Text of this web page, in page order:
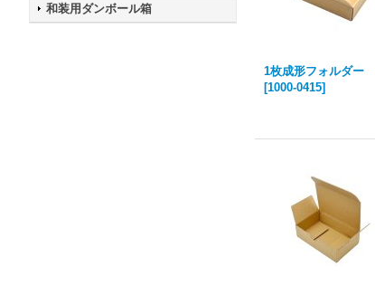
和装用ダンボール箱
1枚成形フォルダー
[1000-0415]